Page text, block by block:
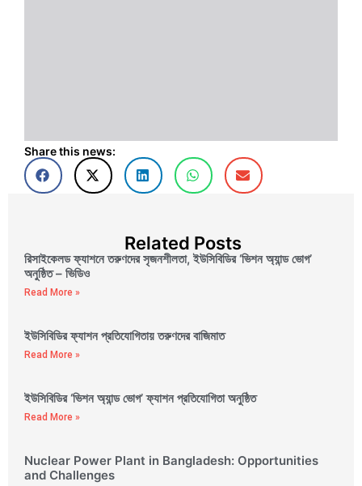
Share this news:
Related Posts
রিসাইকেলড ফ্যাশনে তরুণদের সৃজনশীলতা, ইউসিবিডির ‘ভিশন অ্যান্ড ভোগ’
অনুষ্ঠিত – ভিডিও
Read More »
ইউসিবিডির ফ্যাশন প্রতিযোগিতায় তরুণদের বাজিমাত
Read More »
ইউসিবিডির ‘ভিশন অ্যান্ড ভোগ’ ফ্যাশন প্রতিযোগিতা অনুষ্ঠিত
Read More »
Nuclear Power Plant in Bangladesh: Opportunities
and Challenges